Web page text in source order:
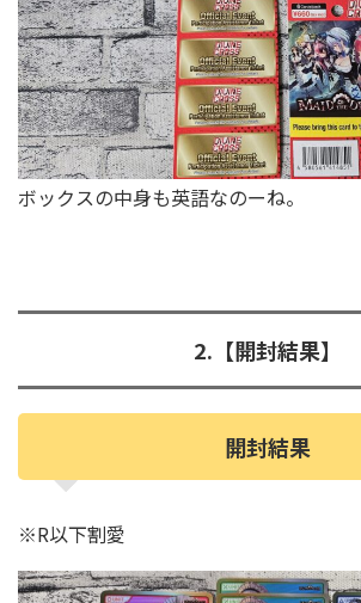
ボックスの中身も英語なのーね。
2.【開封結果】
開封結果
※R以下割愛